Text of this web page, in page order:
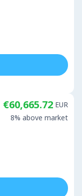
€60,665.72 EUR
8% above market